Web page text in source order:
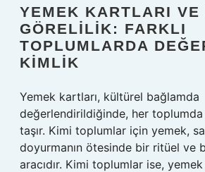
YEMEK KARTLARI VE
GÖRELILIK: FARKLI
TOPLUMLARDA
KIMLIK
Yemek kartları, kültürel bağlamda
değerlendirildiğinde, her toplumda
taşır. Kimi toplumlar için yemek,
doyurmanın ötesinde bir ritüel ve
aracıdır. Kimi toplumlar ise,